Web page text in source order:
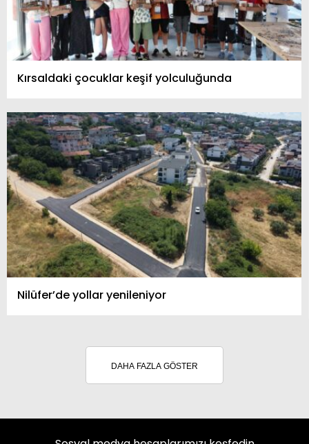
Kırsaldaki çocuklar keşif yolculuğunda
Nilüfer’de yollar yenileniyor
DAHA FAZLA GÖSTER